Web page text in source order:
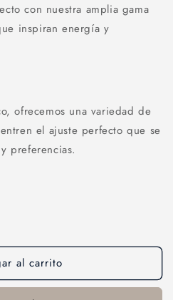
con nuestra amplia gama
inspiran energía y
ofrecemos una variedad de
el ajuste perfecto que se
preferencias.
al carrito